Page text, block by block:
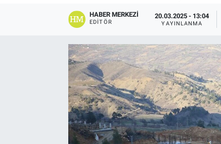
HABER MERKEZI
EDITÖR
20.03.2025 - 13:04
YAYINLANMA
KÜLTÜR-SANAT